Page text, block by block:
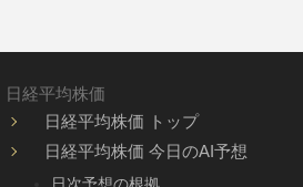
日経平均株価
日経平均株価 トップ
日経平均株価 今日のAI予想
日次予想の根拠